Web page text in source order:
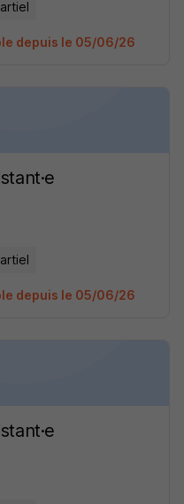
depuis le 05/06/26
depuis le 05/06/26